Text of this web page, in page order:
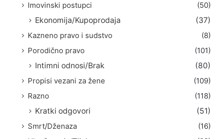
Imovinski postupci
(50)
Ekonomija/Kupoprodaja
(37)
Kazneno pravo i sudstvo
(8)
Porodično pravo
(101)
Intimni odnosi/Brak
(80)
Propisi vezani za žene
(109)
Razno
(118)
Kratki odgovori
(51)
Smrt/Dženaza
(16)